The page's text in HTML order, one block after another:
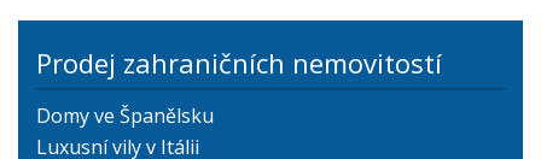
Prodej zahraničních nemovitostí
Domy ve Španělsku
Luxusní vily v Itálii